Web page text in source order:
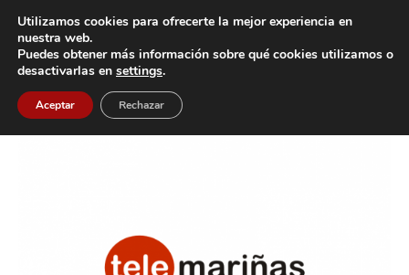
Inicio Etiquetas Obra Teatral
Etiqueta: Obra Teatral
Utilizamos cookies para ofrecerte la mejor experiencia en
nuestra web.
Puedes obtener más información sobre qué cookies utilizamos o
desactivarlas en settings.
Aceptar Rechazar